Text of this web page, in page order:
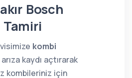
Bosch
Tamiri
kombi
kaydı açtırarak
kombileriniz için